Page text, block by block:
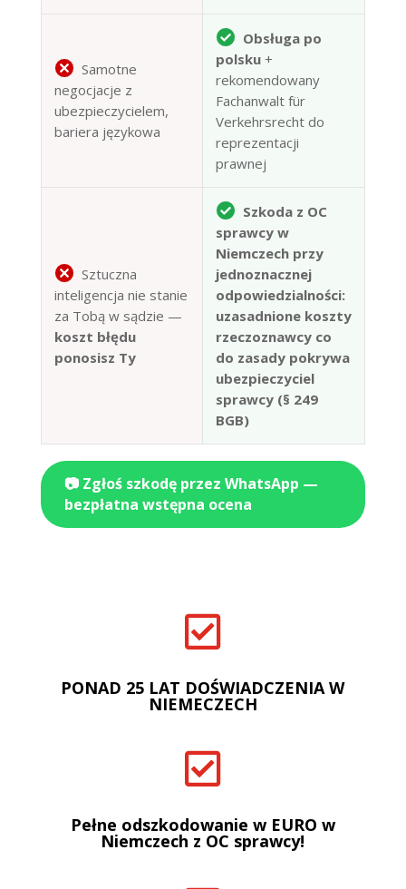
Samotne
negocjacje z
ubezpieczycielem,
bariera językowa
Obsługa po
polsku+
rekomendowany
Fachanwalt für
Verkehrsrecht do
reprezentacji
prawnej
Sztuczna
inteligencja nie stanie
za Tobą w sądzie —
koszt błędu
ponosisz Ty
Szkoda z OC
sprawcy w
Niemczech przy
jednoznacznej
odpowiedzialności:
uzasadnione koszty
rzeczoznawcy co
do zasady pokrywa
ubezpieczyciel
sprawcy (§ 249
BGB)
📷 Zgłoś szkodę przez WhatsApp —
bezpłatna wstępna ocena

PONAD 25 LAT DOŚWIADCZENIA W
NIEMECZECH

Pełne odszkodowanie w EURO w
Niemczech z OC sprawcy!